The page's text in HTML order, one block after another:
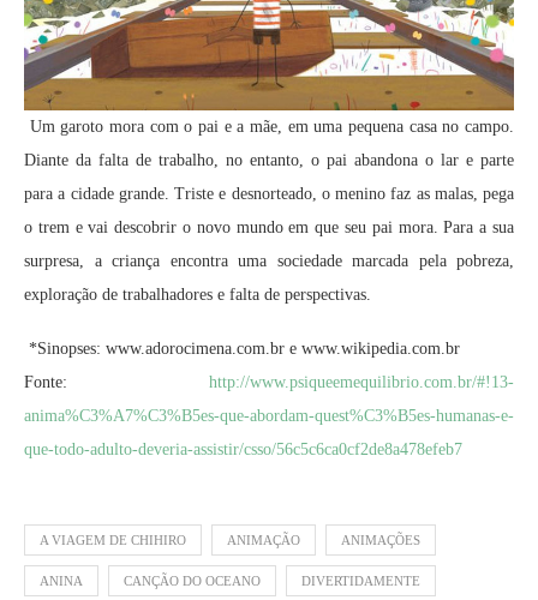
Um garoto mora com o pai e a mãe, em uma pequena casa no campo.
Diante da falta de trabalho, no entanto, o pai abandona o lar e parte
para a cidade grande. Triste e desnorteado, o menino faz as malas, pega
o trem e vai descobrir o novo mundo em que seu pai mora. Para a sua
surpresa, a criança encontra uma sociedade marcada pela pobreza,
exploração de trabalhadores e falta de perspectivas.
*Sinopses: www.adorocimena.com.br e www.wikipedia.com.br
Fonte: http://www.psiqueemequilibrio.com.br/#!13-
anima%C3%A7%C3%B5es-que-abordam-quest%C3%B5es-humanas-e-
que-todo-adulto-deveria-assistir/csso/56c5c6ca0cf2de8a478efeb7
A VIAGEM DE CHIHIRO ANIMAÇÃO ANIMAÇÕES
ANINA CANÇÃO DO OCEANO DIVERTIDAMENTE